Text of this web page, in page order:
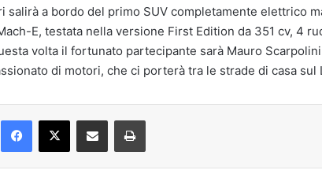
salirà a bordo del primo SUV completamente elettrico
E, testata nella versione First Edition da 351 cv, 4
volta il fortunato partecipante sarà Mauro
di motori, che ci porterà tra le strade di casa sul